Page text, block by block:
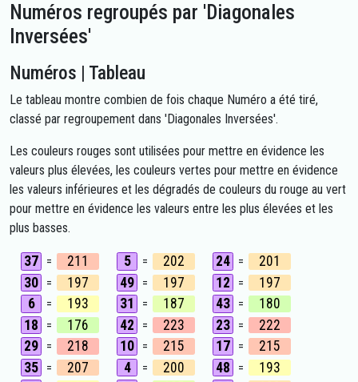
Numéros regroupés par 'Diagonales
Inversées'
Numéros | Tableau
Le tableau montre combien de fois chaque Numéro a été tiré,
classé par regroupement dans 'Diagonales Inversées'.
Les couleurs rouges sont utilisées pour mettre en évidence les
valeurs plus élevées, les couleurs vertes pour mettre en évidence
les valeurs inférieures et les dégradés de couleurs du rouge au vert
pour mettre en évidence les valeurs entre les plus élevées et les
plus basses.
37 = 211 5 = 202 24 =
201
30 = 197 49 = 197 12 =
197
6
= 193 31 = 187 43 =
180
18
= 176 42 = 223 23 =
222
29 = 218 10 = 215 17 =
215
35 = 207 4 = 200 48 =
193